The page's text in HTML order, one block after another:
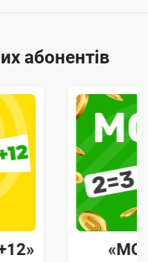
абонентів